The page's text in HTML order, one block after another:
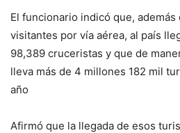
El funcionario indicó que,
visitantes por vía aérea, al país
98,389 cruceristas y que de
lleva más de 4 millones 182 mil
año
Afirmó que la llegada de esos